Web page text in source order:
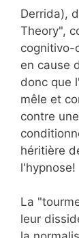
Derrida),
Theory",
cognitivo-
en cause
donc que
mêle et
contre
héritière
l'hypnose!
La
leur